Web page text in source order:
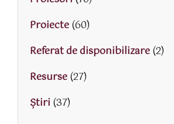
Proiecte(60)
Referat de disponibilizare(2)
Resurse(27)
Știri (37)